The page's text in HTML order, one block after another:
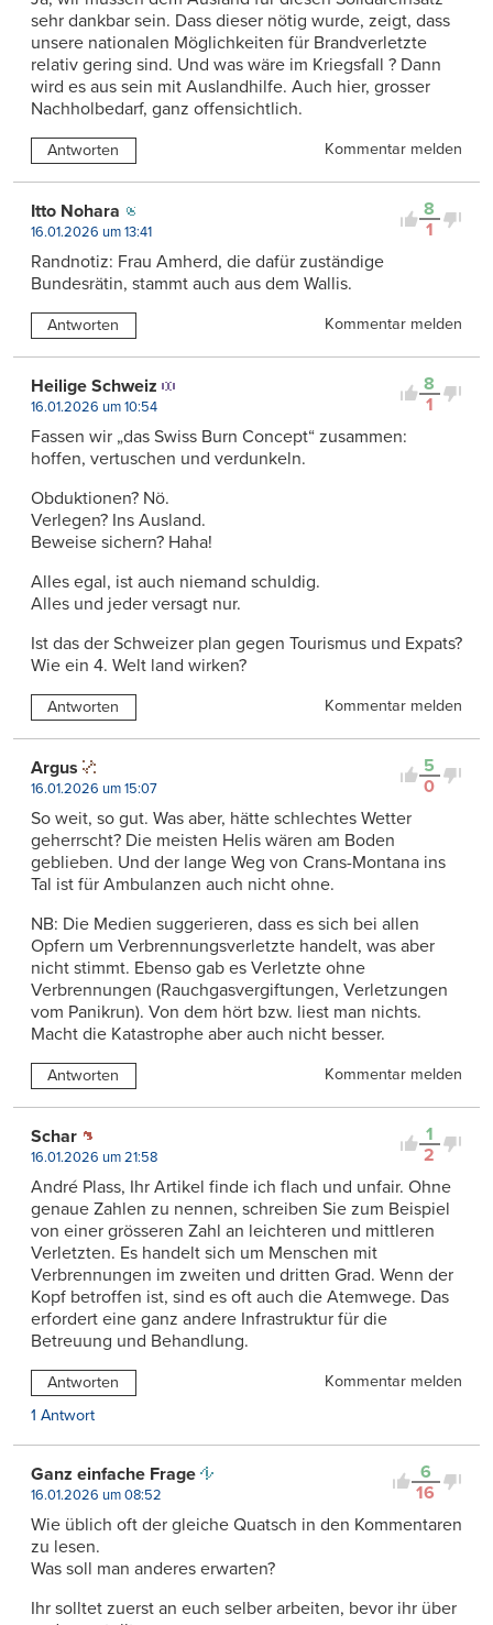
sehr dankbar sein. Dass dieser nötig wurde, zeigt, dass
unsere nationalen Möglichkeiten für Brandverletzte
relativ gering sind. Und was wäre im Kriegsfall ? Dann
wird es aus sein mit Auslandhilfe. Auch hier, grosser
Nachholbedarf, ganz offensichtlich.
Antworten Kommentar melden
8
1
Itto Nohara
16.01.2026 um 13:41
Randnotiz: Frau Amherd, die dafür zuständige
Bundesrätin, stammt auch aus dem Wallis.
Antworten Kommentar melden
8
1
Heilige Schweiz
16.01.2026 um 10:54
Fassen wir „das Swiss Burn Concept“ zusammen:
hoffen, vertuschen und verdunkeln.
Obduktionen? Nö.
Verlegen? Ins Ausland.
Beweise sichern? Haha!
Alles egal, ist auch niemand schuldig.
Alles und jeder versagt nur.
Ist das der Schweizer plan gegen Tourismus und Expats?
Wie ein 4. Welt land wirken?
Antworten Kommentar melden
5
0
Argus
16.01.2026 um 15:07
So weit, so gut. Was aber, hätte schlechtes Wetter
geherrscht? Die meisten Helis wären am Boden
geblieben. Und der lange Weg von Crans-Montana ins
Tal ist für Ambulanzen auch nicht ohne.
NB: Die Medien suggerieren, dass es sich bei allen
Opfern um Verbrennungsverletzte handelt, was aber
nicht stimmt. Ebenso gab es Verletzte ohne
Verbrennungen (Rauchgasvergiftungen, Verletzungen
vom Panikrun). Von dem hört bzw. liest man nichts.
Macht die Katastrophe aber auch nicht besser.
Antworten Kommentar melden
1
2
Schar
16.01.2026 um 21:58
André Plass, Ihr Artikel finde ich flach und unfair. Ohne
genaue Zahlen zu nennen, schreiben Sie zum Beispiel
von einer grösseren Zahl an leichteren und mittleren
Verletzten. Es handelt sich um Menschen mit
Verbrennungen im zweiten und dritten Grad. Wenn der
Kopf betroffen ist, sind es oft auch die Atemwege. Das
erfordert eine ganz andere Infrastruktur für die
Betreuung und Behandlung.
Antworten
Kommentar melden
1 Antwort
6
16
Ganz einfache Frage
16.01.2026 um 08:52
Wie üblich oft der gleiche Quatsch in den Kommentaren
zu lesen.
Was soll man anderes erwarten?
Ihr solltet zuerst an euch selber arbeiten, bevor ihr über